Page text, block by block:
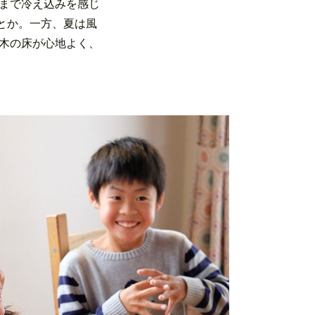
で冷え込みを感じ
か。一方、夏は風
の床が心地よく、